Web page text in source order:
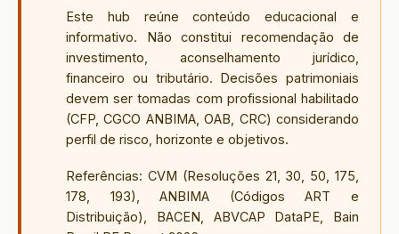
Este hub reúne conteúdo educacional e
informativo. Não constitui recomendação de
investimento, aconselhamento jurídico,
financeiro ou tributário. Decisões patrimoniais
devem ser tomadas com profissional habilitado
(CFP, CGCO ANBIMA, OAB, CRC) considerando
perfil de risco, horizonte e objetivos.
Referências: CVM (Resoluções 21, 30, 50, 175,
178, 193), ANBIMA (Códigos ART e
Distribuição), BACEN, ABVCAP DataPE, Bain